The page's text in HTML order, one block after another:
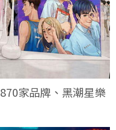
家品牌、黑潮星樂